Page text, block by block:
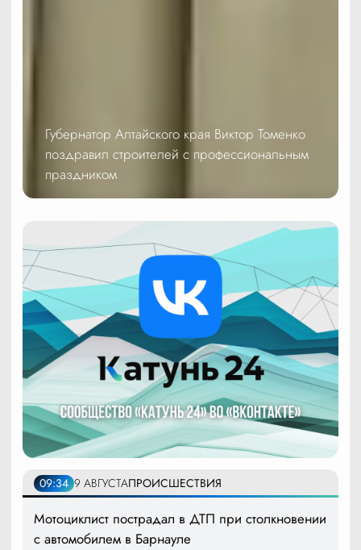
Губернатор Алтайского края Виктор Томенко
поздравил строителей с профессиональным
праздником
09:34 9 АВГУСТАПРОИСШЕСТВИЯ
Мотоциклист пострадал в ДТП при столкновении
с автомобилем в Барнауле